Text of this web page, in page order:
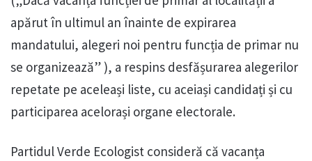
apărut în ultimul an înainte de expirarea
mandatului, alegeri noi pentru funcția de primar nu
se organizează” ), a respins desfășurarea alegerilor
repetate pe aceleași liste, cu aceiași candidați și cu
participarea acelorași organe electorale.
Partidul Verde Ecologist consideră că vacanța